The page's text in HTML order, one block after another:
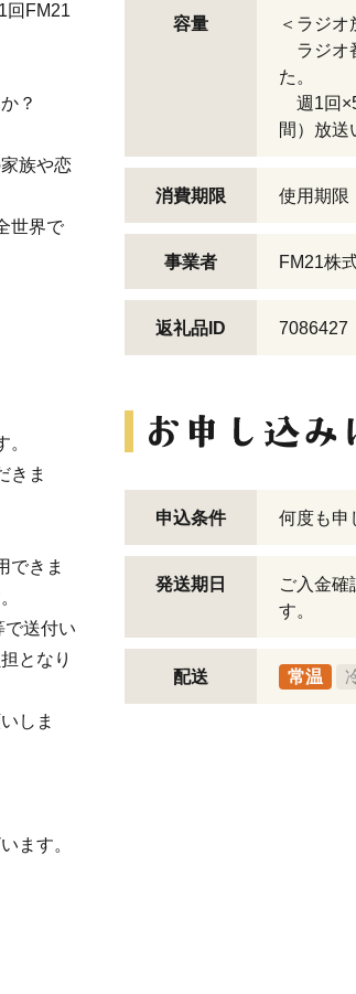
回FM21
？
族や恋
世界で
きま
できま
で送付い
となり
しま
ます。
容量
＜ラジオ
ラジオ
た。
週1回
間）放送
消費期限 使用期限
事業者 FM21株
返礼品ID 7086427
申込条件 何度も申
発送期日
ご入金確
す。
配送 常温